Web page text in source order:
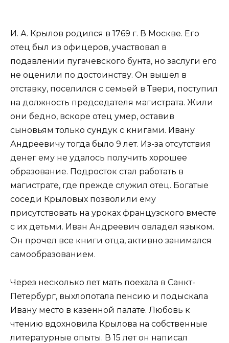
И. А. Крылов родился в 1769 г. В Москве. Его
отец был из офицеров, участвовал в
подавлении пугачевского бунта, но заслуги его
не оценили по достоинству. Он вышел в
отставку, поселился с семьей в Твери, поступил
на должность председателя магистрата. Жили
они бедно, вскоре отец умер, оставив
сыновьям только сундук с книгами. Ивану
Андреевичу тогда было 9 лет. Из-за отсутствия
денег ему не удалось получить хорошее
образование. Подросток стал работать в
магистрате, где прежде служил отец. Богатые
соседи Крыловых позволили ему
присутствовать на уроках французского вместе
с их детьми. Иван Андреевич овладел языком.
Он прочел все книги отца, активно занимался
самообразованием.
Через несколько лет мать поехала в Санкт-
Петербург, выхлопотала пенсию и подыскала
Ивану место в казенной палате. Любовь к
чтению вдохновила Крылова на собственные
литературные опыты. В 15 лет он написал